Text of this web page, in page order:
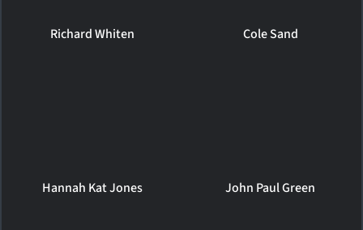
Richard Whiten Cole Sand
Hannah Kat Jones John Paul Green